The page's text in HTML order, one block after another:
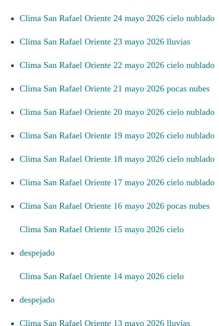
Clima San Rafael Oriente 24 mayo 2026 cielo nublado
Clima San Rafael Oriente 23 mayo 2026 lluvias
Clima San Rafael Oriente 22 mayo 2026 cielo nublado
Clima San Rafael Oriente 21 mayo 2026 pocas nubes
Clima San Rafael Oriente 20 mayo 2026 cielo nublado
Clima San Rafael Oriente 19 mayo 2026 cielo nublado
Clima San Rafael Oriente 18 mayo 2026 cielo nublado
Clima San Rafael Oriente 17 mayo 2026 cielo nublado
Clima San Rafael Oriente 16 mayo 2026 pocas nubes
Clima San Rafael Oriente 15 mayo 2026 cielo
despejado
Clima San Rafael Oriente 14 mayo 2026 cielo
despejado
Clima San Rafael Oriente 13 mayo 2026 lluvias